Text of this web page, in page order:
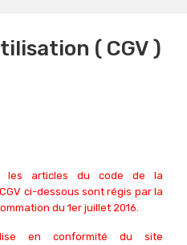
( CGV )
les articles du code de la
ci-dessous sont régis par la
du 1er juillet 2016.
en conformité du site